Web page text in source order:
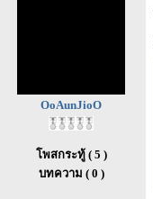
OoAunJioO
โพสกระทู้ ( 5 )
บทความ ( 0 )